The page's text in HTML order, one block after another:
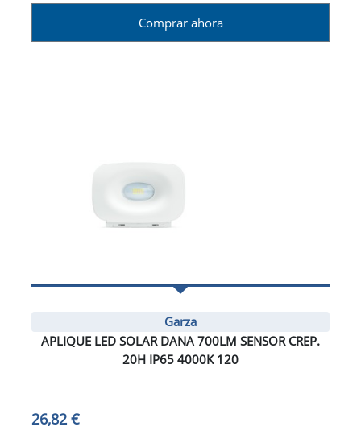
Comprar ahora
Garza
APLIQUE LED SOLAR DANA 700LM SENSOR CREP.
20H IP65 4000K 120
26,82 €